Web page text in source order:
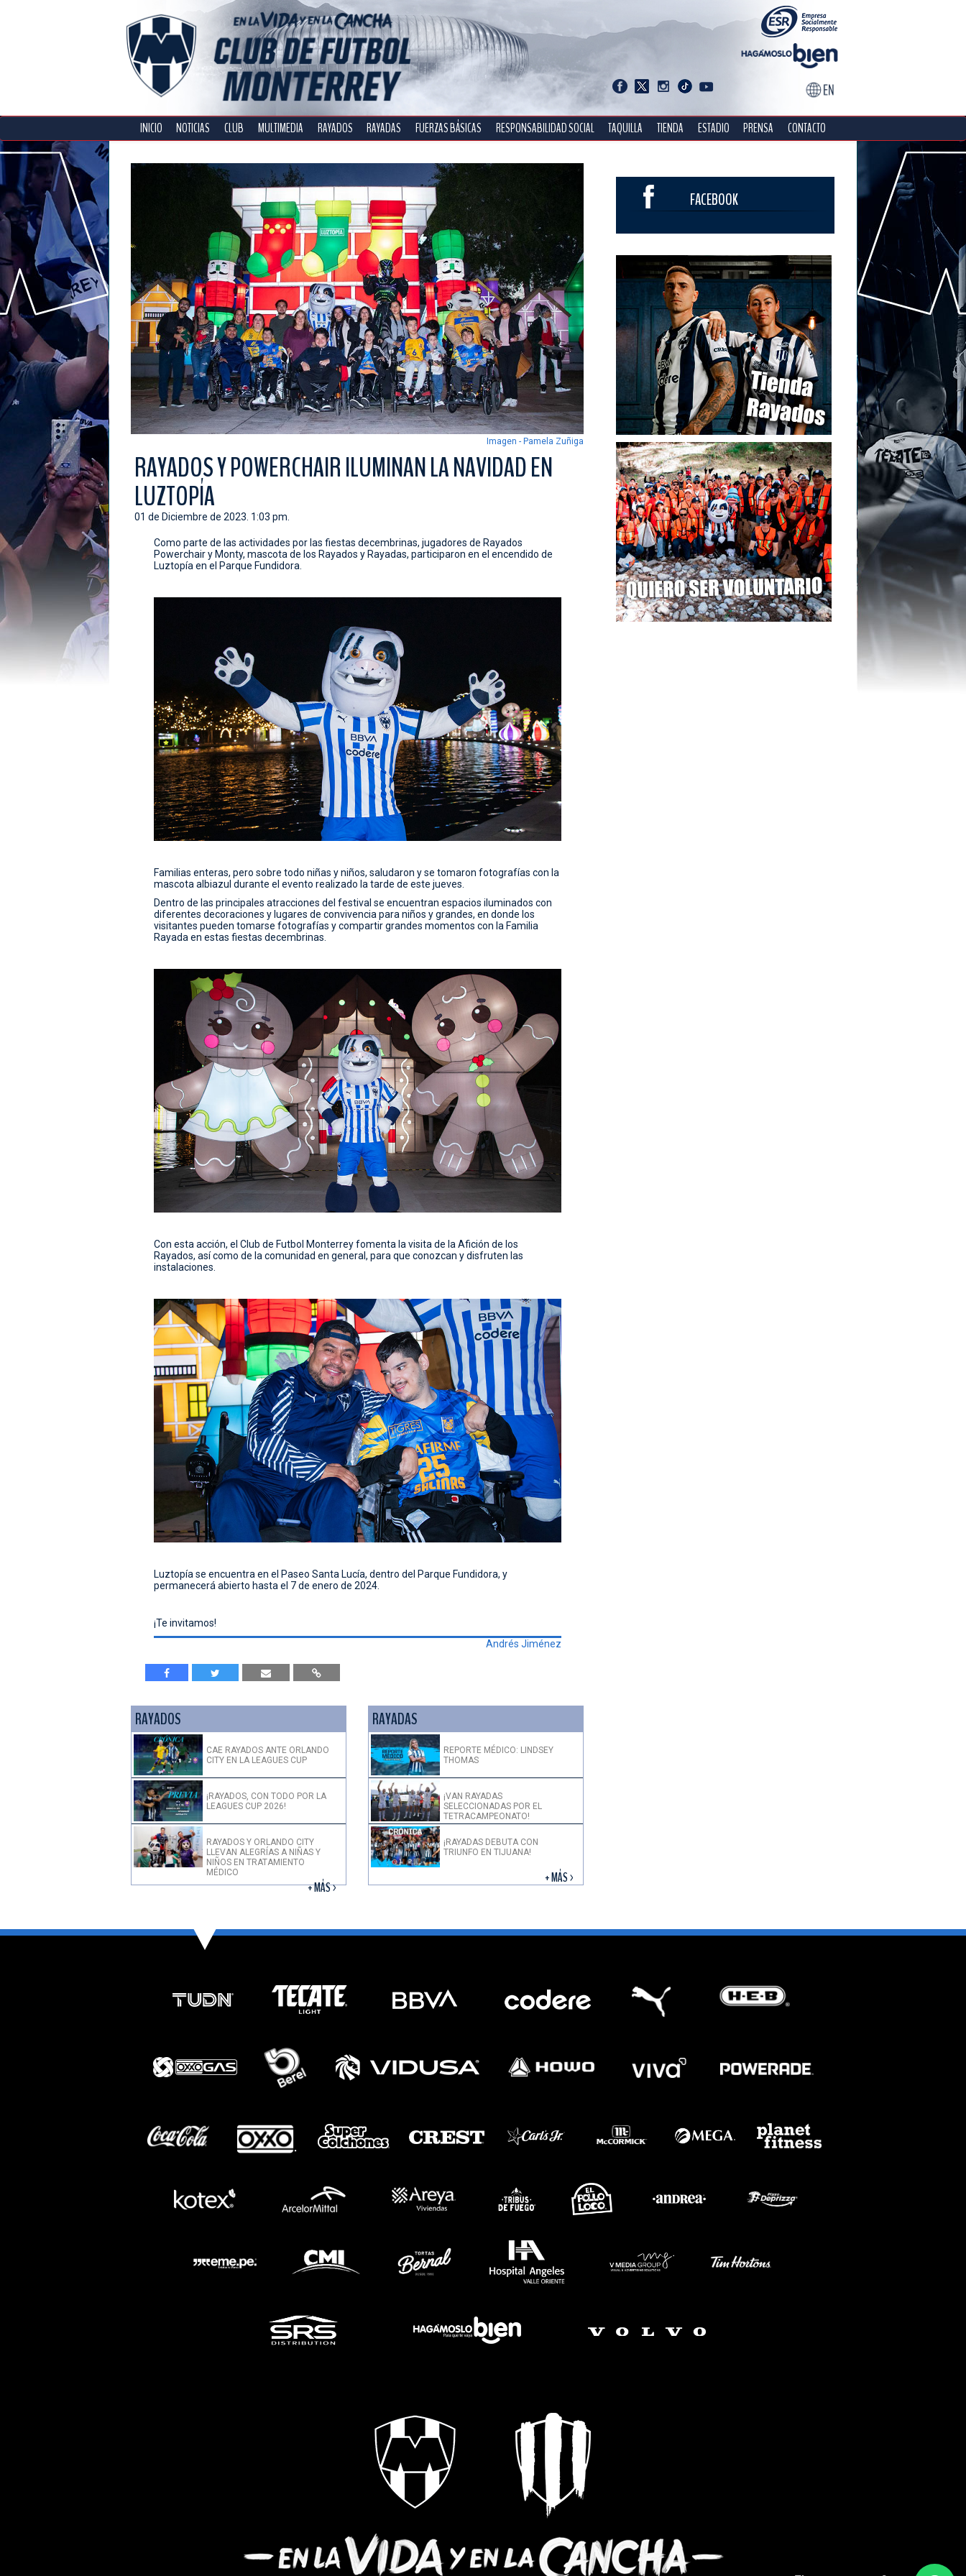
INICIO NOTICIAS CLUB MULTIMEDIA RAYADOS RAYADAS FUERZAS BÁSICAS RESPONSABILIDAD SOCIAL TAQUILLA TIENDA ESTADIO PRENSA CONTACTO
Imagen - Pamela Zuñiga
RAYADOS Y POWERCHAIR ILUMINAN LA NAVIDAD EN
LUZTOPÍA
01 de Diciembre de 2023. 1:03 pm.
Como parte de las actividades por las fiestas decembrinas, jugadores de Rayados
Powerchair y Monty, mascota de los Rayados y Rayadas, participaron en el encendido de
Luztopía en el Parque Fundidora.
Familias enteras, pero sobre todo niñas y niños, saludaron y se tomaron fotografías con la
mascota albiazul durante el evento realizado la tarde de este jueves.
Dentro de las principales atracciones del festival se encuentran espacios iluminados con
diferentes decoraciones y lugares de convivencia para niños y grandes, en donde los
visitantes pueden tomarse fotografías y compartir grandes momentos con la Familia
Rayada en estas fiestas decembrinas.
Con esta acción, el Club de Futbol Monterrey fomenta la visita de la Afición de los
Rayados, así como de la comunidad en general, para que conozcan y disfruten las
instalaciones.
Luztopía se encuentra en el Paseo Santa Lucía, dentro del Parque Fundidora, y
permanecerá abierto hasta el 7 de enero de 2024.
¡Te invitamos!
Andrés Jiménez
RAYADOS
CAE RAYADOS ANTE ORLANDO
CITY EN LA LEAGUES CUP
¡RAYADOS, CON TODO POR LA
LEAGUES CUP 2026!
RAYADOS Y ORLANDO CITY
LLEVAN ALEGRÍAS A NIÑAS Y
NIÑOS EN TRATAMIENTO
MÉDICO
+ MÁS >
RAYADAS
REPORTE MÉDICO: LINDSEY
THOMAS
¡VAN RAYADAS
SELECCIONADAS POR EL
TETRACAMPEONATO!
¡RAYADAS DEBUTA CON
TRIUNFO EN TIJUANA!
+ MÁS >
FACEBOOK